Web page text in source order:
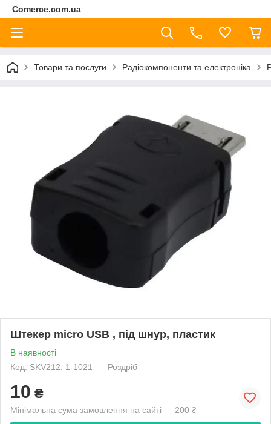
Comerce.com.ua
Товари та послуги Радіокомпоненти та електроніка
Штекер miсro USB , під шнур, пластик
В наявності
Код: SKV212, 1-1021
Роздріб
10 ₴
Мінімальна сума замовлення на сайті — 200 ₴